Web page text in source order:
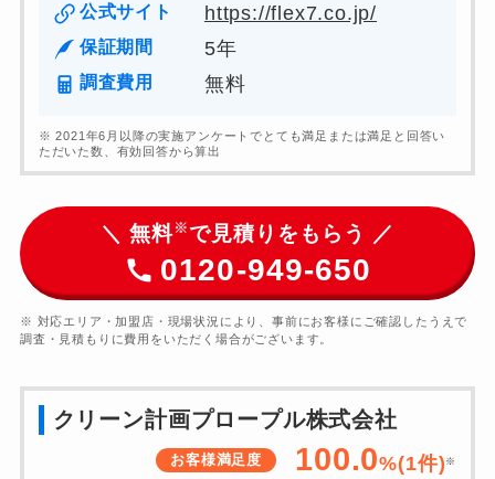
公式サイト https://flex7.co.jp/
保証期間 5年
調査費用 無料
※ 2021年6月以降の実施アンケートでとても満足または満足と回答い
ただいた数、有効回答から算出
＼ 無料※で見積りをもらう ／
0120-949-650
※ 対応エリア・加盟店・現場状況により、事前にお客様にご確認したうえで
調査・見積もりに費用をいただく場合がございます。
クリーン計画プロープル株式会社
お客様満足度 100.0%(1件) ※